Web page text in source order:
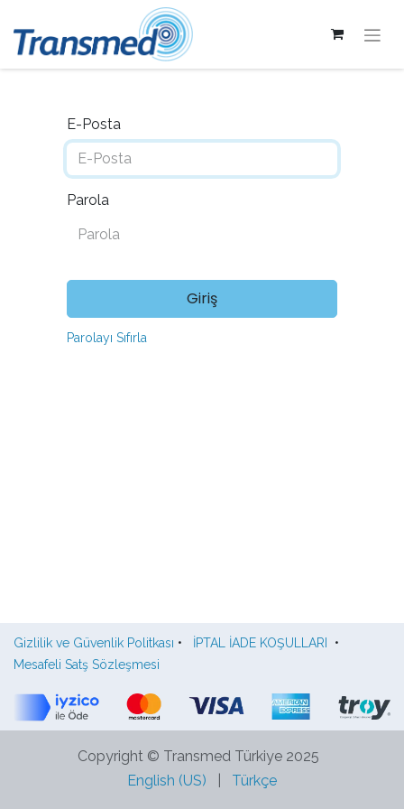
E-Posta
Parola
Giriş
Parolayı Sıfırla
Gizlilik ve Güvenlik Politkası • İPTAL İADE KOŞULLARI
•
Mesafeli Satş Sözleşmesi
Copyright © Transmed Türkiye 2025
English (US)
Türkçe